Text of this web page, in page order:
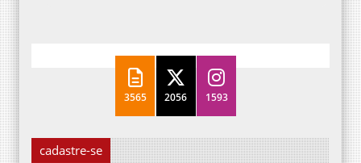
3565 2056 1593
cadastre-se